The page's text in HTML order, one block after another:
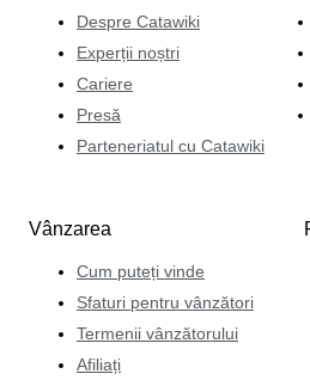
Despre Catawiki
Experții noștri
Cariere
Presă
Parteneriatul cu Catawiki
Vânzarea
Cum puteți vinde
Sfaturi pentru vânzători
Termenii vânzătorului
Afiliați